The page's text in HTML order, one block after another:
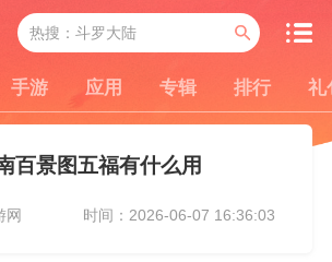
手游 应用 专辑 排行 礼
百景图五福有什么用
网 时间：2026-06-07 16:36:03